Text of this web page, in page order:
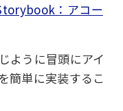
：アコー
ように冒頭にアイ
簡単に実装するこ